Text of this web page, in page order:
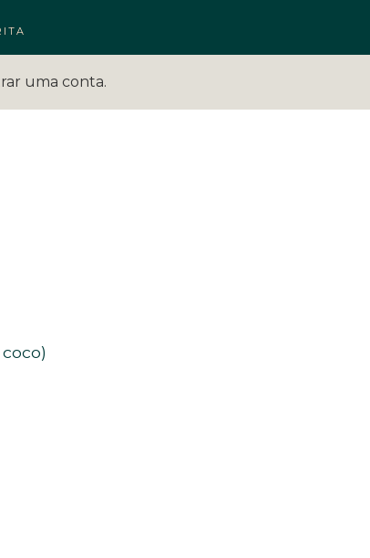
uma conta.